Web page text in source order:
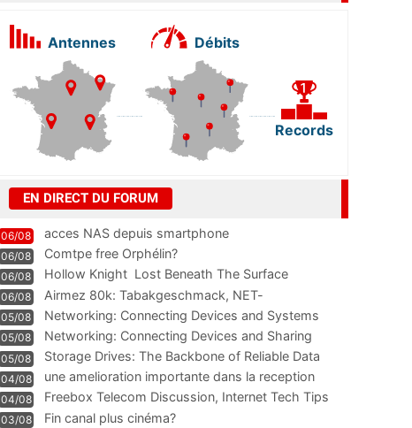
Antennes Débits
Records
EN DIRECT DU FORUM
06/08 acces NAS depuis smartphone
06/08 Comtpe free Orphélin?
06/08 Hollow Knight  Lost Beneath The Surface
06/08
Airmez 80k: Tabakgeschmack, NET-
Technologie und Leistung im
05/08 Networking: Connecting Devices and Systems
05/08
Networking: Connecting Devices and Sharing
Information
05/08
Storage Drives: The Backbone of Reliable Data
Management
04/08
une amelioration importante dans la reception
WIFI
04/08
Freebox Telecom Discussion, Internet Tech Tips
Communi
03/08 Fin canal plus cinéma?